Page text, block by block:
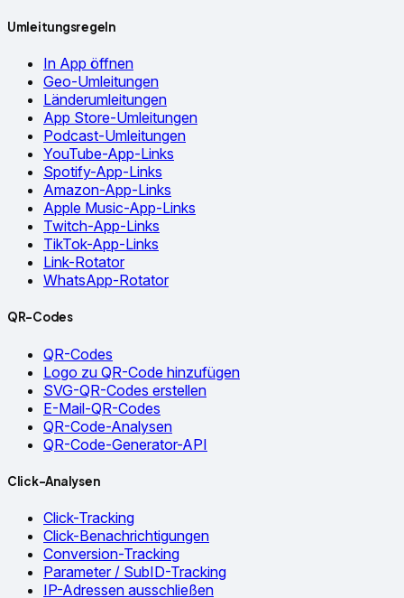
Umleitungsregeln
In App öffnen
Geo-Umleitungen
Länderumleitungen
App Store-Umleitungen
Podcast-Umleitungen
YouTube-App-Links
Spotify-App-Links
Amazon-App-Links
Apple Music-App-Links
Twitch-App-Links
TikTok-App-Links
Link-Rotator
WhatsApp-Rotator
QR-Codes
QR-Codes
Logo zu QR-Code hinzufügen
SVG-QR-Codes erstellen
E-Mail-QR-Codes
QR-Code-Analysen
QR-Code-Generator-API
Click-Analysen
Click-Tracking
Click-Benachrichtigungen
Conversion-Tracking
Parameter / SubID-Tracking
IP-Adressen ausschließen